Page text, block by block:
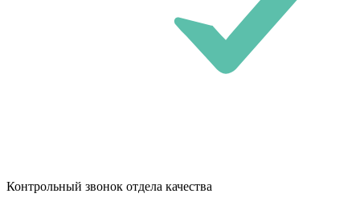
Контрольный звонок отдела качества